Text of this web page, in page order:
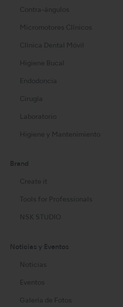
Contra-ángulos
Micromotores Clínicos
Clínica Dental Móvil
Higiene Bucal
Endodoncia
Cirugía
Laboratorio
Higiene y Mantenimiento
Brand
Create it
Tools for Professionals
NSK STUDIO
Noticias y Eventos
Noticias
Eventos
Galería de Fotos